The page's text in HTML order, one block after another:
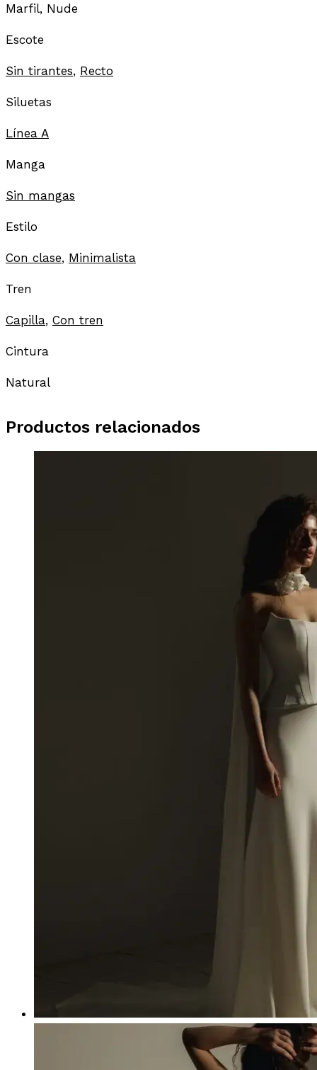
Marfil, Nude
Escote
Sin tirantes, Recto
Siluetas
Línea A
Manga
Sin mangas
Estilo
Con clase, Minimalista
Tren
Capilla, Con tren
Cintura
Natural
Productos relacionados